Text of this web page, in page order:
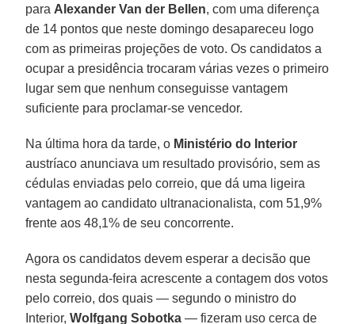
para Alexander Van der Bellen, com uma diferença
de 14 pontos que neste domingo desapareceu logo
com as primeiras projeções de voto. Os candidatos a
ocupar a presidência trocaram várias vezes o primeiro
lugar sem que nenhum conseguisse vantagem
suficiente para proclamar-se vencedor.
Na última hora da tarde, o Ministério do Interior
austríaco anunciava um resultado provisório, sem as
cédulas enviadas pelo correio, que dá uma ligeira
vantagem ao candidato ultranacionalista, com 51,9%
frente aos 48,1% de seu concorrente.
Agora os candidatos devem esperar a decisão que
nesta segunda-feira acrescente a contagem dos votos
pelo correio, dos quais — segundo o ministro do
Interior,Wolfgang Sobotka — fizeram uso cerca de